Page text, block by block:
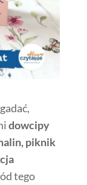
dowcipy
piknik
tego